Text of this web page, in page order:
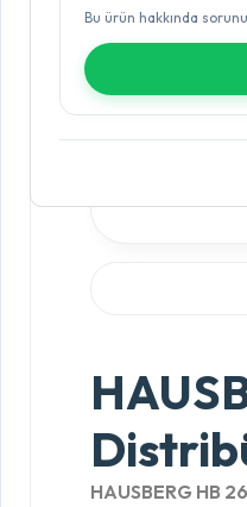
Bu ürün hakkında
HAUSBERG HB